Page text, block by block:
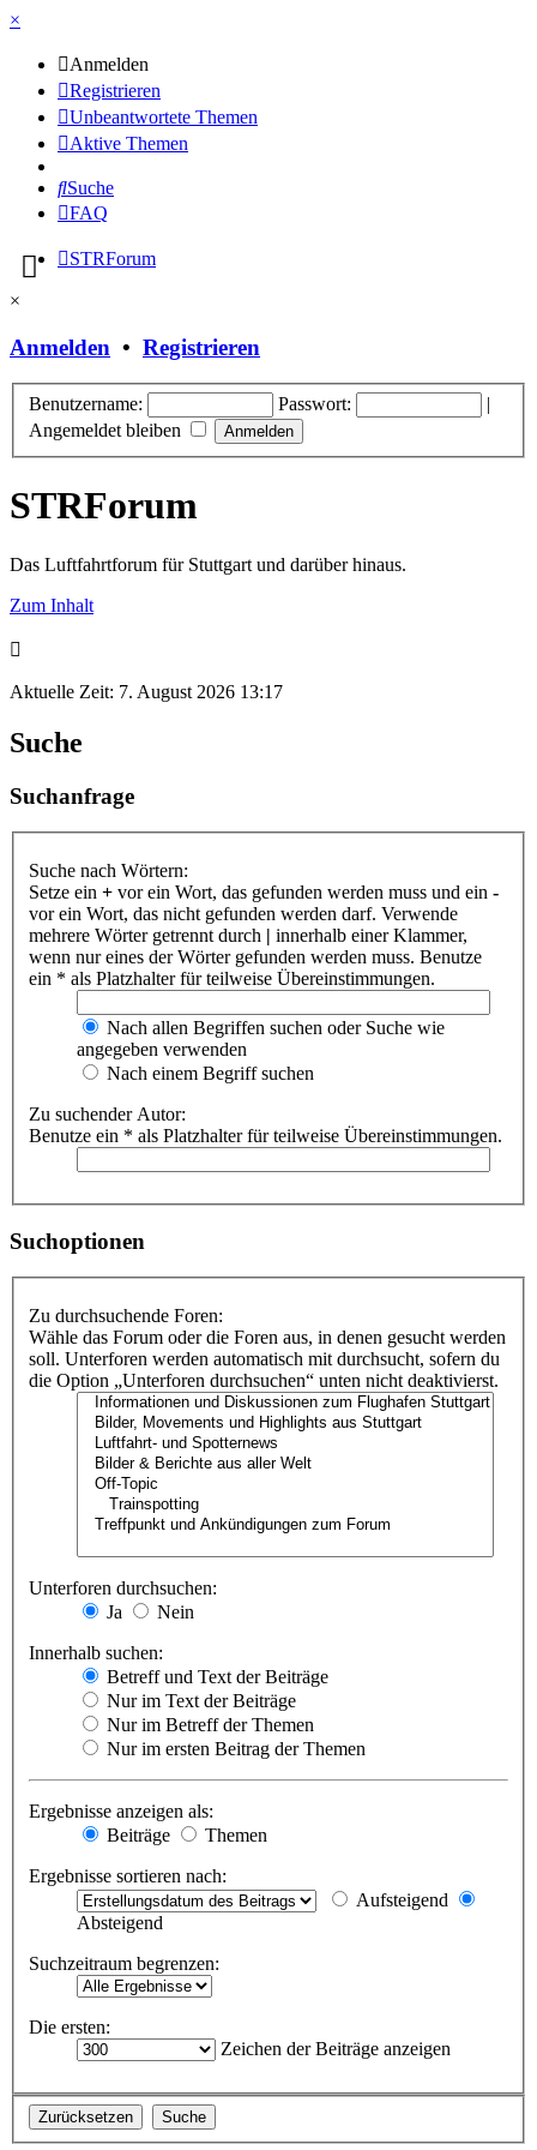
×
Anmelden
Registrieren
Unbeantwortete Themen
Aktive Themen
Suche
FAQ
STRForum
×
Anmelden • Registrieren
Benutzername: Passwort:
|
Angemeldet bleiben
STRForum
Das Luftfahrtforum für Stuttgart und darüber hinaus.
Zum Inhalt
Aktuelle Zeit: 7. August 2026 13:17
Suche
Suchanfrage
Suche nach Wörtern:
Setze ein + vor ein Wort, das gefunden werden muss und ein -
vor ein Wort, das nicht gefunden werden darf. Verwende
mehrere Wörter getrennt durch | innerhalb einer Klammer,
wenn nur eines der Wörter gefunden werden muss. Benutze
ein * als Platzhalter für teilweise Übereinstimmungen.
Nach allen Begriffen suchen oder Suche wie
angegeben verwenden
Nach einem Begriff suchen
Zu suchender Autor:
Benutze ein * als Platzhalter für teilweise Übereinstimmungen.
Suchoptionen
Zu durchsuchende Foren:
Wähle das Forum oder die Foren aus, in denen gesucht werden
soll. Unterforen werden automatisch mit durchsucht, sofern du
die Option „Unterforen durchsuchen“ unten nicht deaktivierst.
Unterforen durchsuchen:
Ja
Nein
Innerhalb suchen:
Betreff und Text der Beiträge
Nur im Text der Beiträge
Nur im Betreff der Themen
Nur im ersten Beitrag der Themen
Ergebnisse anzeigen als:
Beiträge
Themen
Ergebnisse sortieren nach:
Aufsteigend
Absteigend
Suchzeitraum begrenzen:
Die ersten:
Zeichen der Beiträge anzeigen